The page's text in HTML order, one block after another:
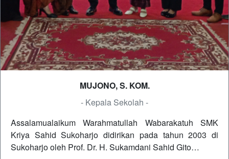
MUJONO, S. KOM.
- Kepala Sekolah -
Assalamualaikum Warahmatullah Wabarakatuh SMK
Kriya Sahid Sukoharjo didirikan pada tahun 2003 di
Sukoharjo oleh Prof. Dr. H. Sukamdani Sahid Gito…